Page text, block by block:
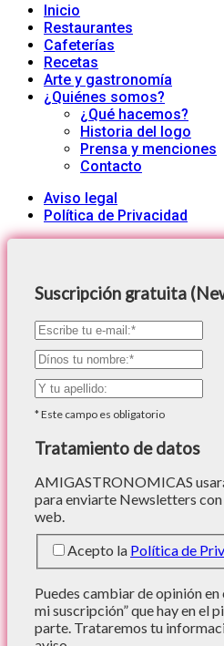
Inicio
Restaurantes
Cafeterías
Recetas
Arte y gastronomía
¿Quiénes somos?
¿Qué hacemos?
Historia del logo
Prensa y menciones
Contacto
Aviso legal
Política de Privacidad
Suscripción gratuita
*Este campo es obligatorio
Tratamiento de datos
AMIGASTRONOMICAS
para enviarte Newsletters
web.
Acepto la Política de
Puedes cambiar de opinión
mi suscripción” que hay en el
parte. Trataremos tu